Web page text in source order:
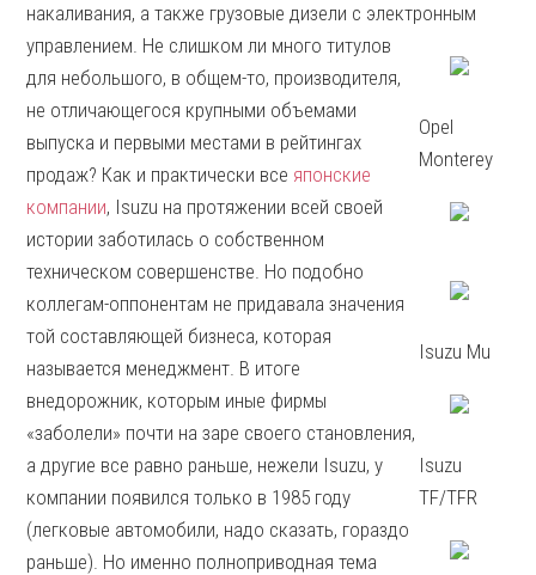
накаливания, а также грузовые дизели с электронным
управлением.
Opel
Monterey
Isuzu Mu
Isuzu
TF/TFR
Не слишком ли много титулов
для небольшого, в общем-то, производителя,
не отличающегося крупными объемами
выпуска и первыми местами в рейтингах
продаж? Как и практически все японские
компании, Isuzu на протяжении всей своей
истории заботилась о собственном
техническом совершенстве. Но подобно
коллегам-оппонентам не придавала значения
той составляющей бизнеса, которая
называется менеджмент. В итоге
внедорожник, которым иные фирмы
«заболели» почти на заре своего становления,
а другие все равно раньше, нежели Isuzu, у
компании появился только в 1985 году
(легковые автомобили, надо сказать, гораздо
раньше). Но именно полноприводная тема